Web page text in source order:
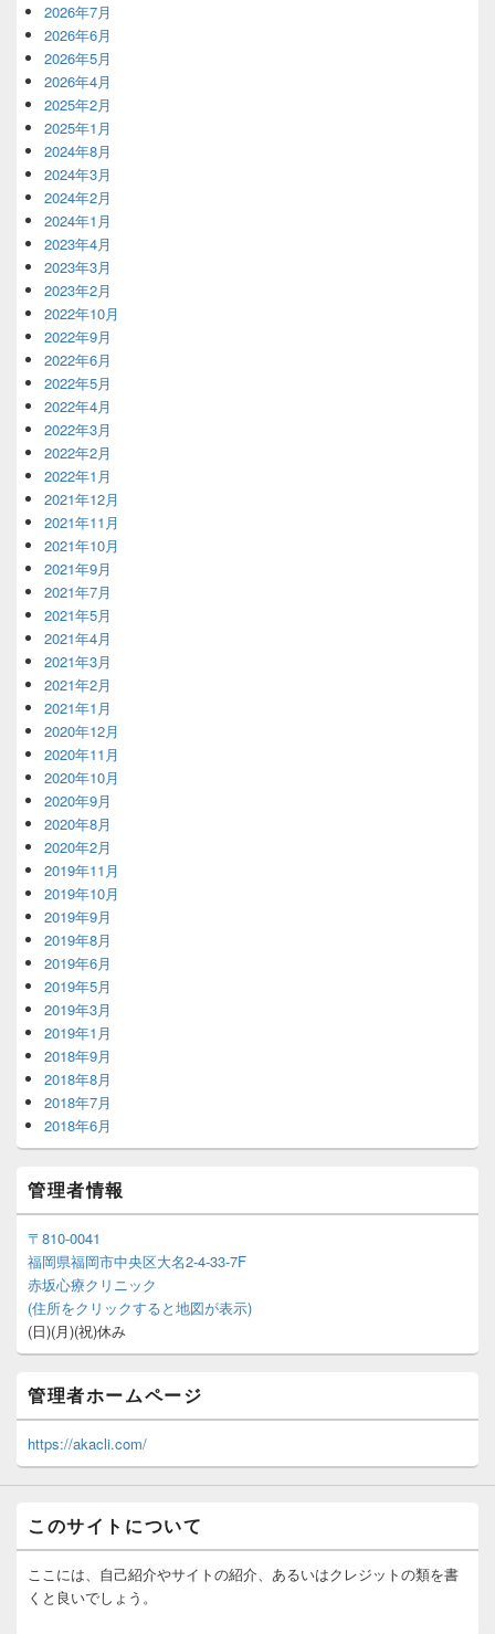
2026年7月
2026年6月
2026年5月
2026年4月
2025年2月
2025年1月
2024年8月
2024年3月
2024年2月
2024年1月
2023年4月
2023年3月
2023年2月
2022年10月
2022年9月
2022年6月
2022年5月
2022年4月
2022年3月
2022年2月
2022年1月
2021年12月
2021年11月
2021年10月
2021年9月
2021年7月
2021年5月
2021年4月
2021年3月
2021年2月
2021年1月
2020年12月
2020年11月
2020年10月
2020年9月
2020年8月
2020年2月
2019年11月
2019年10月
2019年9月
2019年8月
2019年6月
2019年5月
2019年3月
2019年1月
2018年9月
2018年8月
2018年7月
2018年6月
管理者情報
〒810-0041
福岡県福岡市中央区大名2-4-33-7F
赤坂心療クリニック
(住所をクリックすると地図が表示)
(日)(月)(祝)休み
管理者ホームページ
https://akacli.com/
このサイトについて
ここには、自己紹介やサイトの紹介、あるいはクレジットの類を書
くと良いでしょう。